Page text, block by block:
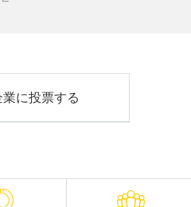
業に投票する